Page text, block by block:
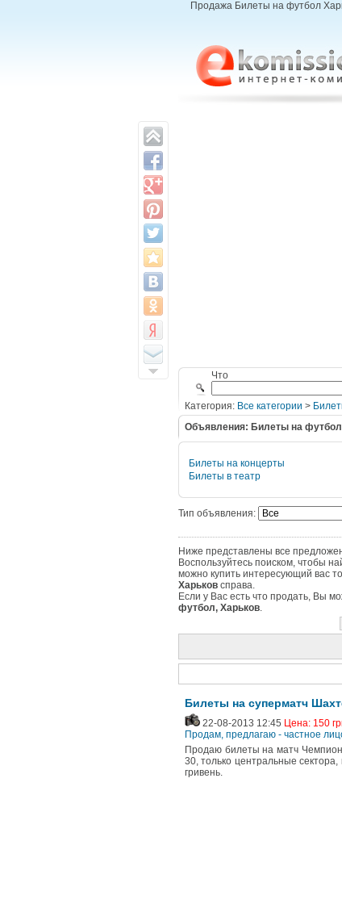
Продажа Билеты на футбол
Что
Категория: Все категории >
Объявления: Билеты на футбол
Билеты на концерты
Билеты в театр
Тип объявления:
Ниже представлены все
Воспользуйтесь поиском, чтобы
можно купить интересующий вас
Харьков справа.
Если у Вас есть что продать, Вы
футбол, Харьков.
Билеты на суперматч
22-08-2013 12:45 Цена: 150
Продам, предлагаю - частное
Продаю билеты на матч
30, только центральные
гривень.